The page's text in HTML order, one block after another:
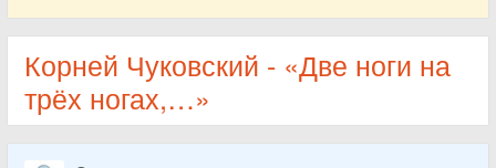
Корней Чуковский - «Две ноги на
трёх ногах,…»